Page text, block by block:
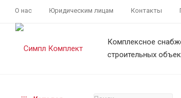
О нас Юридическим лицам Контакты
Комплексное
строительных